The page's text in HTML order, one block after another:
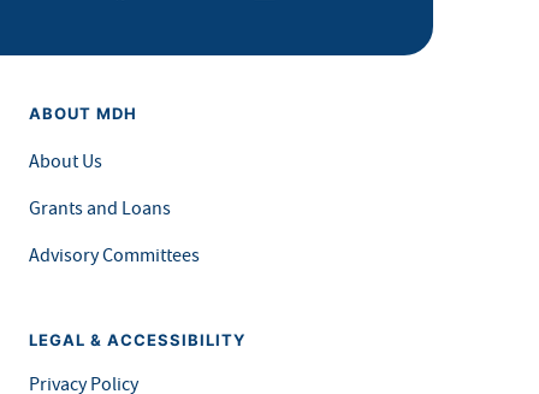
ABOUT MDH
About Us
Grants and Loans
Advisory Committees
LEGAL & ACCESSIBILITY
Privacy Policy